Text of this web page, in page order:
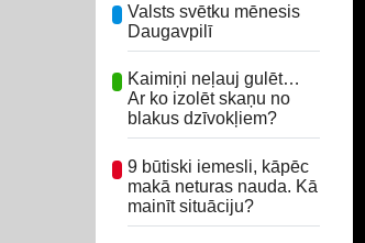
Valsts svētku mēnesis
Daugavpilī
Kaimiņi neļauj gulēt…
Ar ko izolēt skaņu no
blakus dzīvokļiem?
9 būtiski iemesli, kāpēc
makā neturas nauda. Kā
mainīt situāciju?